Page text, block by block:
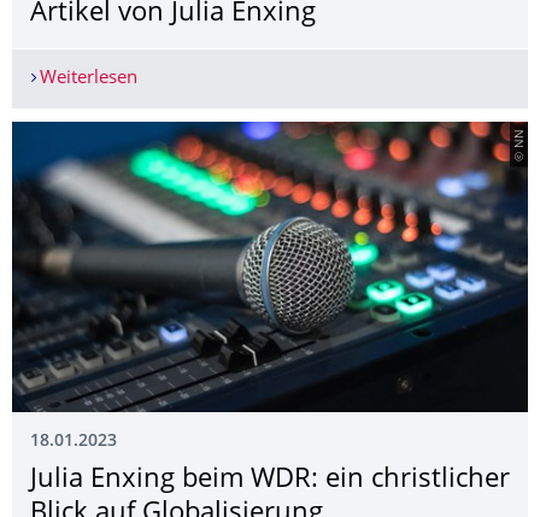
Artikel von Julia Enxing
Weiterlesen
© NN
18.01.2023
Julia Enxing beim WDR: ein christlicher